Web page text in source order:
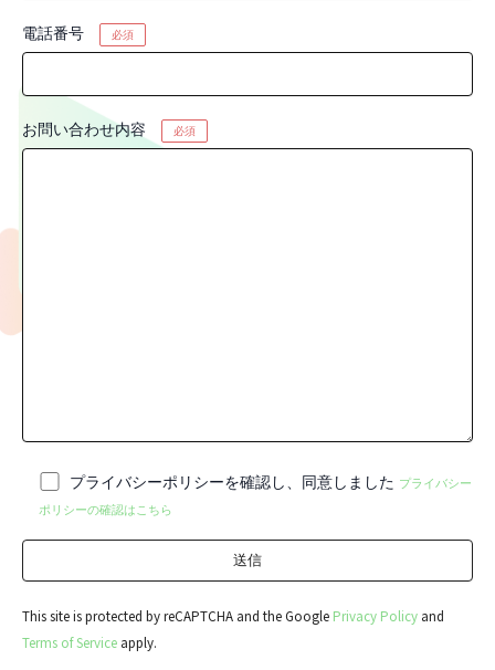
電話番号 必須
お問い合わせ内容 必須
プライバシーポリシーを確認し、同意しました プライバシー
ポリシーの確認はこちら
This site is protected by reCAPTCHA and the Google Privacy Policy and
Terms of Service apply.